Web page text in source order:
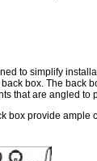
to simplify
box. The back
that are angled to
box provide ample